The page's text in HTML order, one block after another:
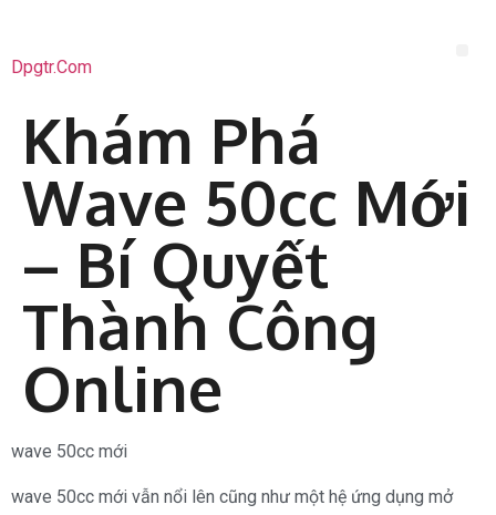
Dpgtr.com
Khám Phá
Wave 50cc Mới
– Bí Quyết
Thành Công
Online
wave 50cc mới
wave 50cc mới vẫn nổi lên cũng như một hệ ứng dụng mở